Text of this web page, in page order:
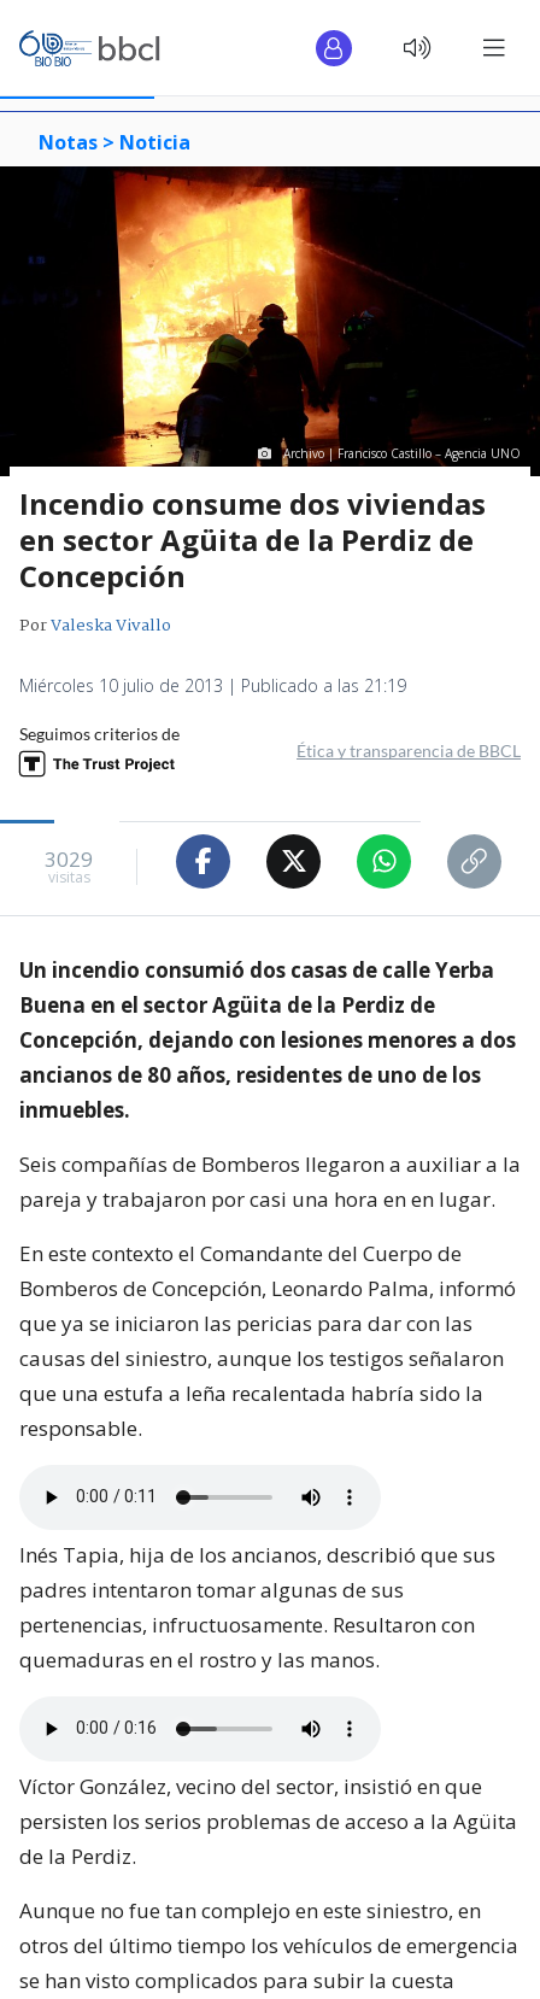
Notas > Noticia
Archivo | Francisco Castillo – Agencia UNO
Incendio consume dos viviendas
en sector Agüita de la Perdiz de
Concepción
PorValeska Vivallo
Miércoles 10 julio de 2013 | Publicado a las 21:19
Seguimos criterios de
Ética y transparencia de BBCL
3029
visitas
Un incendio consumió dos casas de calle Yerba
Buena en el sector Agüita de la Perdiz de
Concepción, dejando con lesiones menores a dos
ancianos de 80 años, residentes de uno de los
inmuebles.
Seis compañías de Bomberos llegaron a auxiliar a la
pareja y trabajaron por casi una hora en en lugar.
En este contexto el Comandante del Cuerpo de
Bomberos de Concepción, Leonardo Palma, informó
que ya se iniciaron las pericias para dar con las
causas del siniestro, aunque los testigos señalaron
que una estufa a leña recalentada habría sido la
responsable.
Inés Tapia, hija de los ancianos, describió que sus
padres intentaron tomar algunas de sus
pertenencias, infructuosamente. Resultaron con
quemaduras en el rostro y las manos.
Víctor González, vecino del sector, insistió en que
persisten los serios problemas de acceso a la Agüita
de la Perdiz.
Aunque no fue tan complejo en este siniestro, en
otros del último tiempo los vehículos de emergencia
se han visto complicados para subir la cuesta